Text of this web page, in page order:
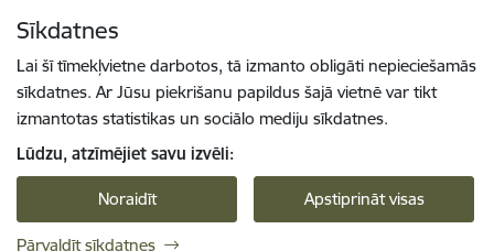
Sīkdatnes
Lai šī tīmekļvietne darbotos, tā izmanto obligāti nepieciešamās
sīkdatnes. Ar Jūsu piekrišanu papildus šajā vietnē var tikt
izmantotas statistikas un sociālo mediju sīkdatnes.
Lūdzu, atzīmējiet savu izvēli:
Noraidīt Apstiprināt visas
Pārvaldīt sīkdatnes